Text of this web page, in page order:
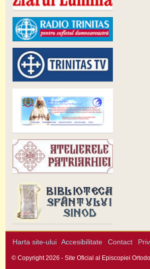
Harta site-ului Accesibilitate Contact
© Copyright 2026 - Site Oficial al Episcopiei